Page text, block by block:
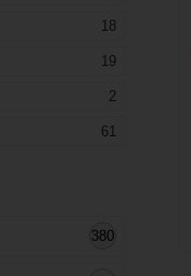
18
19
2
61
380